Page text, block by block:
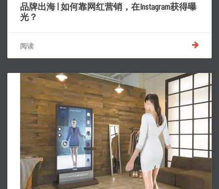
品牌出海 | 如何靠网红营销，在Instagram获得曝
光？
阅读